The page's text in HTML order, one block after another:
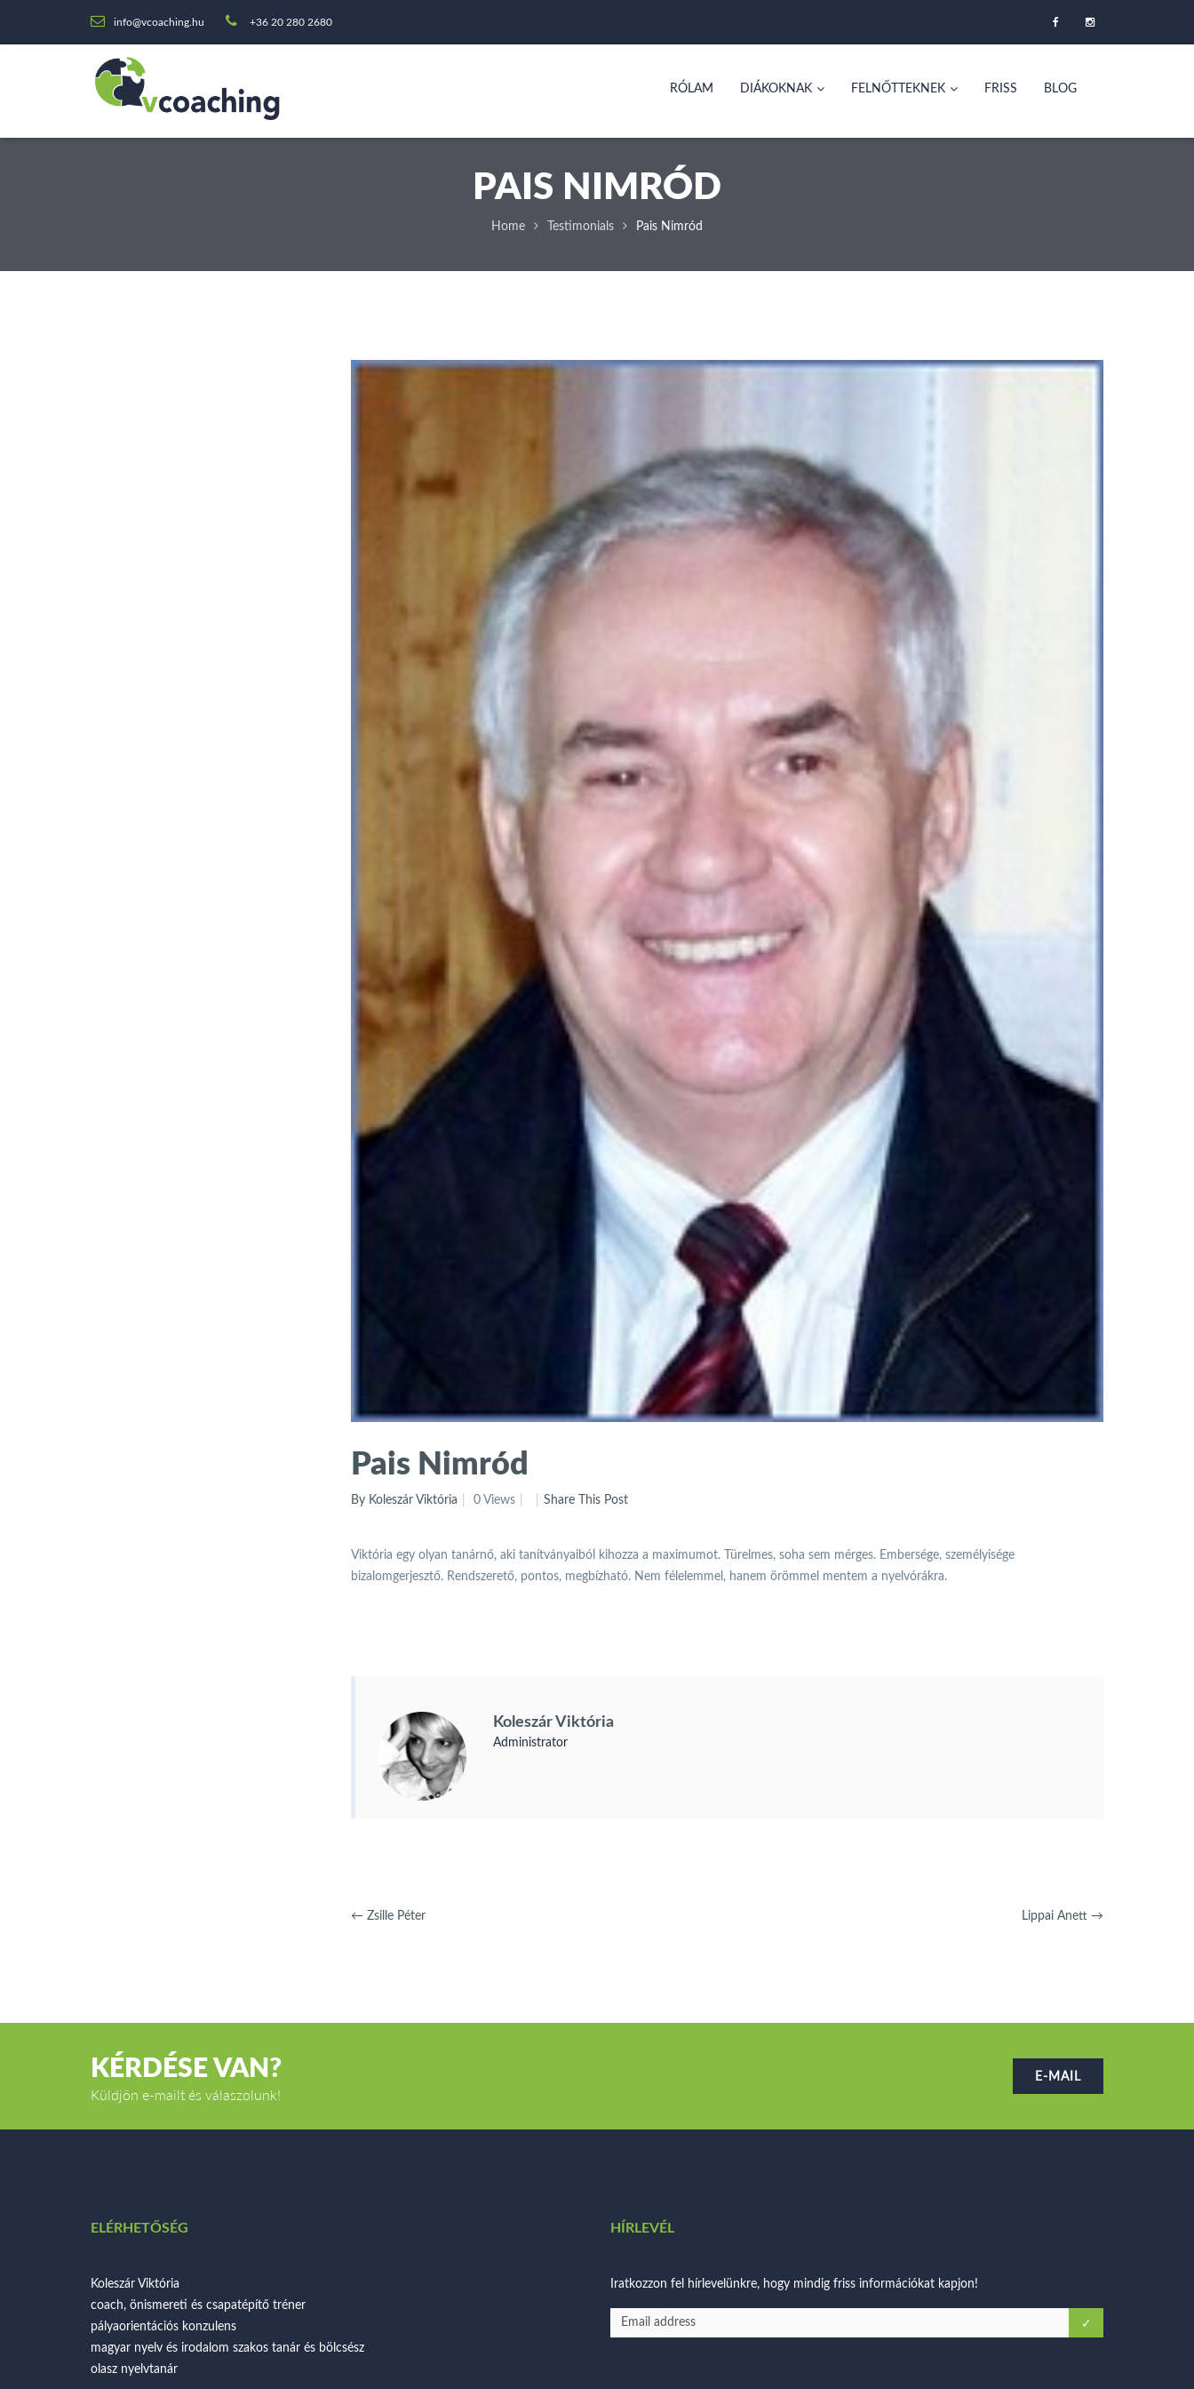
info@vcoaching.hu +36 20 280 2680
RÓLAM DIÁKOKNAK FELNŐTTEKNEK FRISS BLOG
PAIS NIMRÓD
Home Testimonials Pais Nimród
Pais Nimród
By Koleszár Viktória 0 Views Share This Post
Viktória egy olyan tanárnő, aki tanítványaiból kihozza a maximumot. Türelmes, soha sem mérges. Embersége, személyisége
bizalomgerjesztő. Rendszerető, pontos, megbízható. Nem félelemmel, hanem örömmel mentem a nyelvórákra.
Koleszár Viktória
Administrator
←Zsille Péter Lippai Anett →
KÉRDÉSE VAN?
Küldjön e-mailt és válaszolunk!
E-MAIL
ELÉRHETŐSÉG
Koleszár Viktória
coach, önismereti és csapatépítő tréner
pályaorientációs konzulens
magyar nyelv és irodalom szakos tanár és bölcsész
olasz nyelvtanár
HÍRLEVÉL
Iratkozzon fel hírlevelünkre, hogy mindig friss információkat kapjon!